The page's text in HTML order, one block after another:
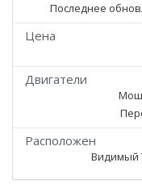
Последнее
Цена
Двигатели
Расположен
Видимый